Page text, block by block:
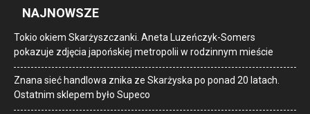
NAJNOWSZE
Tokio okiem Skarżyszczanki. Aneta Luzeńczyk-Somers
pokazuje zdjęcia japońskiej metropolii w rodzinnym mieście
Znana sieć handlowa znika ze Skarżyska po ponad 20 latach.
Ostatnim sklepem było Supeco